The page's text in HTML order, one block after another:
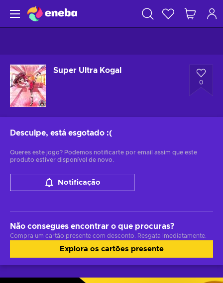
Super Ultra Kogal
0
Desculpe, está esgotado :(
Queres este jogo? Podemos notificarte por email assim que este
produto estiver disponível de novo.
Notificação
Não consegues encontrar o que procuras?
Compra um cartão presente com desconto. Resgata imediatamente.
Explora os cartões presente